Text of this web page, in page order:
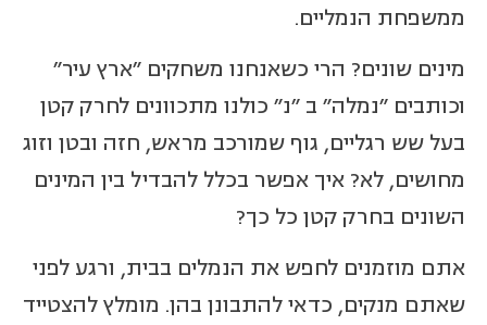
ממשפחת הנמליים.
מינים שונים? הרי כשאנחנו משחקים "ארץ עיר"
וכותבים "נמלה" ב "נ" כולנו מתכוונים לחרק קטן
בעל שש רגליים, גוף שמורכב מראש, חזה ובטן וזוג
מחושים, לא? איך אפשר בכלל להבדיל בין המינים
השונים בחרק קטן כל כך?
אתם מוזמנים לחפש את הנמלים בבית, ורגע לפני
שאתם מנקים, כדאי להתבונן בהן. מומלץ להצטייד